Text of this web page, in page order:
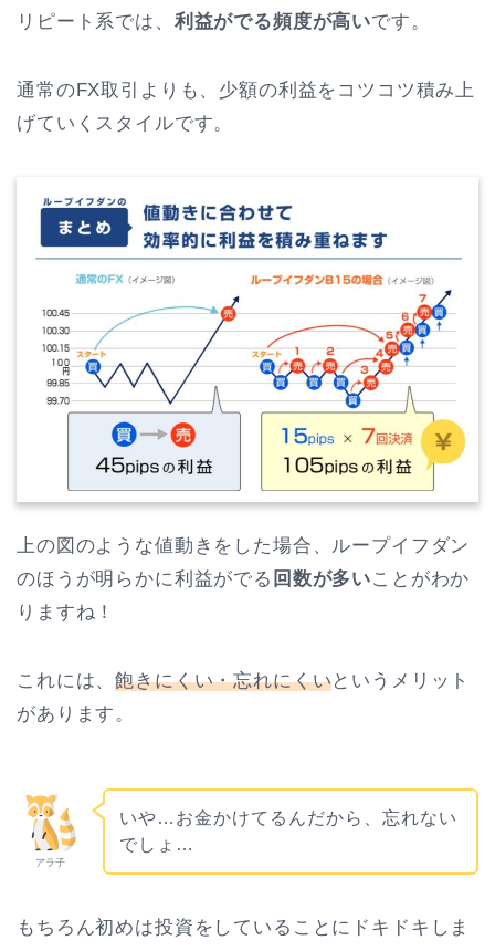
リピート系では、 利益がでる頻度が高いです。
通常のFX取引よりも、少額の利益をコツコツ積み上
げていくスタイルです。
上の図のような値動きをした場合、ループイフダン
のほうが明らかに利益がでる 回数が多いことがわか
りますね！
これには、飽きにくい・忘れにくいというメリット
があります。
アラ子
いや…お金かけてるんだから、忘れない
でしょ…
もちろん初めは投資をしていることにドキドキしま